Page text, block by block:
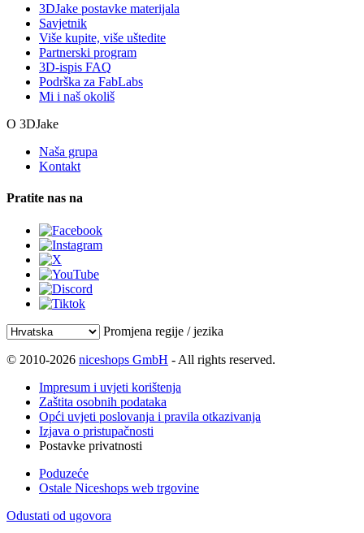
3DJake postavke materijala
Savjetnik
Više kupite, više uštedite
Partnerski program
3D-ispis FAQ
Podrška za FabLabs
Mi i naš okoliš
O 3DJake
Naša grupa
Kontakt
Pratite nas na
Promjena regije / jezika
© 2010-2026 niceshops GmbH - All rights reserved.
Impresum i uvjeti korištenja
Zaštita osobnih podataka
Opći uvjeti poslovanja i pravila otkazivanja
Izjava o pristupačnosti
Postavke privatnosti
Poduzeće
Ostale Niceshops web trgovine
Odustati od ugovora